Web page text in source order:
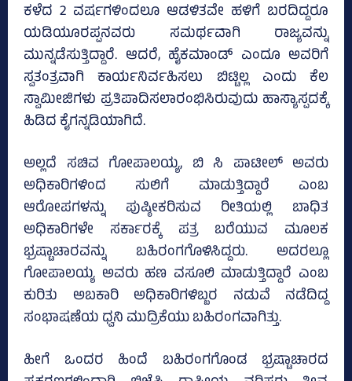
ಕಳೆದ 2 ವರ್ಷಗಳಿಂದಲೂ ಆಡಳಿತವೇ ಹಳಿಗೆ ಬರದಿದ್ದರೂ
ಯಡಿಯೂರಪ್ಪನವರು ಸಮರ್ಥವಾಗಿ ರಾಜ್ಯವನ್ನು
ಮುನ್ನಡೆಸುತ್ತಿದ್ದಾರೆ. ಆದರೆ, ಹೈಕಮಾಂಡ್‌ ಎಂದೂ ಅವರಿಗೆ
ಸ್ವತಂತ್ರವಾಗಿ ಕಾರ್ಯನಿರ್ವಹಿಸಲು ಬಿಟ್ಟಿಲ್ಲ ಎಂದು ಕೆಲ
ಸ್ವಾಮೀಜಿಗಳು ಪ್ರತಿಪಾದಿಸಲಾರಂಭಿಸಿರುವುದು ಹಾಸ್ಯಾಸ್ಪದಕ್ಕೆ
ಹಿಡಿದ ಕೈಗನ್ನಡಿಯಾಗಿದೆ.
ಅಲ್ಲದೆ ಸಚಿವ ಗೋಪಾಲಯ್ಯ, ಬಿ ಸಿ ಪಾಟೀಲ್‌ ಅವರು
ಅಧಿಕಾರಿಗಳಿಂದ ಸುಲಿಗೆ ಮಾಡುತ್ತಿದ್ದಾರೆ ಎಂಬ
ಆರೋಪಗಳನ್ನು ಪುಷ್ಠೀಕರಿಸುವ ರೀತಿಯಲ್ಲಿ ಬಾಧಿತ
ಅಧಿಕಾರಿಗಳೇ ಸರ್ಕಾರಕ್ಕೆ ಪತ್ರ ಬರೆಯುವ ಮೂಲಕ
ಭ್ರಷ್ಟಾಚಾರವನ್ನು ಬಹಿರಂಗಗೊಳಿಸಿದ್ದರು. ಅದರಲ್ಲೂ
ಗೋಪಾಲಯ್ಯ ಅವರು ಹಣ ವಸೂಲಿ ಮಾಡುತ್ತಿದ್ದಾರೆ ಎಂಬ
ಕುರಿತು ಅಬಕಾರಿ ಅಧಿಕಾರಿಗಳಿಬ್ಬರ ನಡುವೆ ನಡೆದಿದ್ದ
ಸಂಭಾಷಣೆಯ ಧ್ವನಿ ಮುದ್ರಿಕೆಯು ಬಹಿರಂಗವಾಗಿತ್ತು.
ಹೀಗೆ ಒಂದರ ಹಿಂದೆ ಬಹಿರಂಗಗೊಂಡ ಭ್ರಷ್ಟಾಚಾರದ